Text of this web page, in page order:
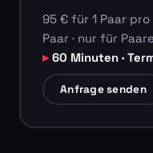
95 € für 1 Paar
Paar · nur für
60 Minuten ·
Anfrage senden